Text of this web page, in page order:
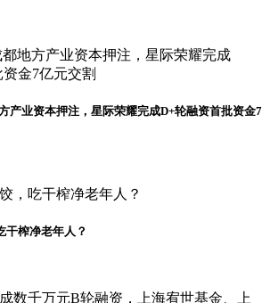
产业资本押注，星际荣耀完成D+轮融资首批资金7
干榨净老年人？